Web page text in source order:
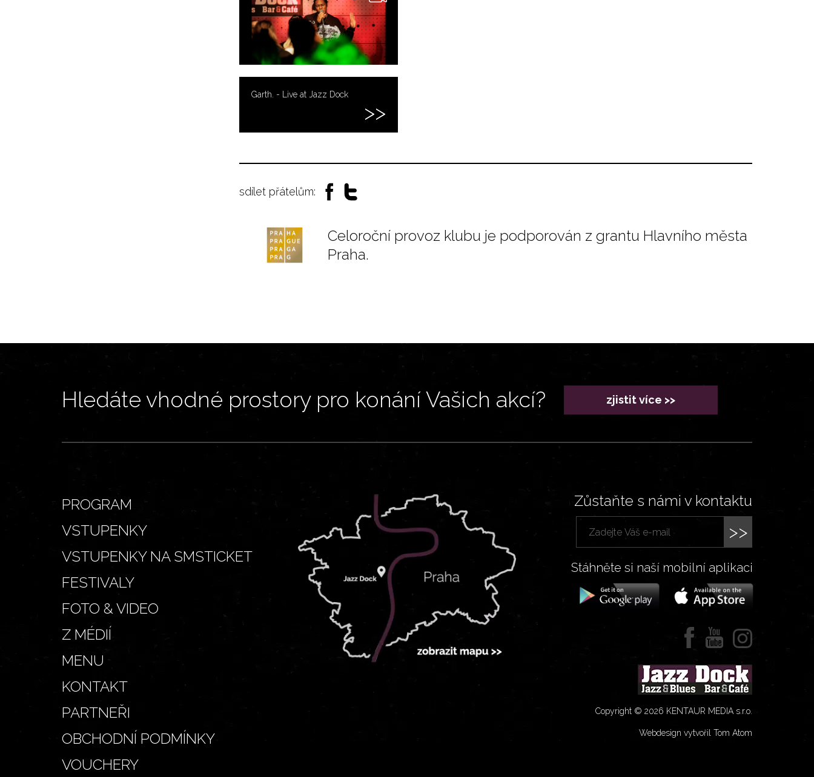
Garth. - Live at Jazz Dock
sdílet přátelům:
Celoroční provoz klubu je podporován z grantu Hlavního města
Praha.
Hledáte vhodné prostory pro konání Vašich akcí? zjistit více >>
PROGRAM
VSTUPENKY
VSTUPENKY NA SMSTICKET
FESTIVALY
FOTO & VIDEO
Z MÉDIÍ
MENU
KONTAKT
PARTNEŘI
OBCHODNÍ PODMÍNKY
VOUCHERY
Zůstaňte s námi v kontaktu
>>
Stáhněte si naší mobilní aplikaci
Copyright © 2026 KENTAUR MEDIA s.r.o.
Webdesign vytvořil Tom Atom